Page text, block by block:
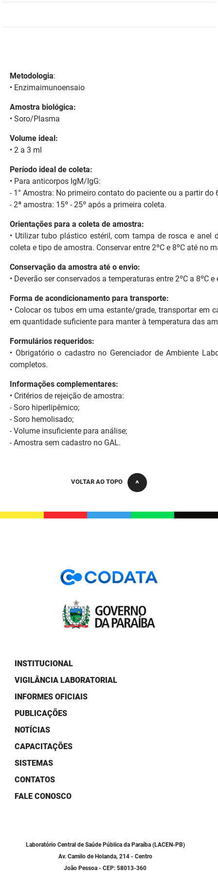
Empreender
Secretaria de Governo
Infraestrutura e dos Recursos Hídricos
Juventude, Esporte e Lazer
Meio Ambiente e Sustentabilidade
Mulher e da Diversidade Humana
Planejamento, Orçamento e Gestão
Procuradoria Geral do Estado
Representação Institucional
Segurança e Defesa Social
Turismo e Desenvolvimento Econômico
ESPEP
FAC
Fapesq
FUNAD
FUNDAC
FUNES
FUNESC
IMEQ
IPHAEP
LIFESA
Ouvidoria Geral do Estado
PAP
PBGÁS
SUPLAN
Metodologia:
• Enzimaimunoensaio
Amostra biológica:
• Soro/Plasma
Volume ideal:
• 2 a 3 ml
Período ideal de coleta:
• Para anticorpos IgM/IgG:
- 1° Amostra: No primeiro contato do paciente ou a partir
- 2ª amostra: 15º - 25º após a primeira coleta.
Orientações para a coleta de amostra:
• Utilizar tubo plástico estéril, com tampa de rosca e
coleta e tipo de amostra. Conservar entre 2ºC e 8ºC até no
Conservação da amostra até o envio:
• Deverão ser conservados a temperaturas entre 2ºC a
Forma de acondicionamento para transporte:
• Colocar os tubos em uma estante/grade, transportar em
em quantidade suficiente para manter à temperatura das
Formulários requeridos:
• Obrigatório o cadastro no Gerenciador de Ambiente
completos.
Informações complementares:
• Critérios de rejeição de amostra:
- Soro hiperlipêmico;
- Soro hemolisado;
- Volume insuficiente para análise;
- Amostra sem cadastro no GAL.
VOLTAR AO TOPO
INSTITUCIONAL
VIGILÂNCIA LABORATORIAL
INFORMES OFICIAIS
PUBLICAÇÕES
NOTÍCIAS
CAPACITAÇÕES
SISTEMAS
CONTATOS
FALE CONOSCO
Laboratório Central de Saúde Pública da Paraíba (LACEN-PB)
Av. Camilo de Holanda, 214 - Centro
João Pessoa - CEP: 58013-360